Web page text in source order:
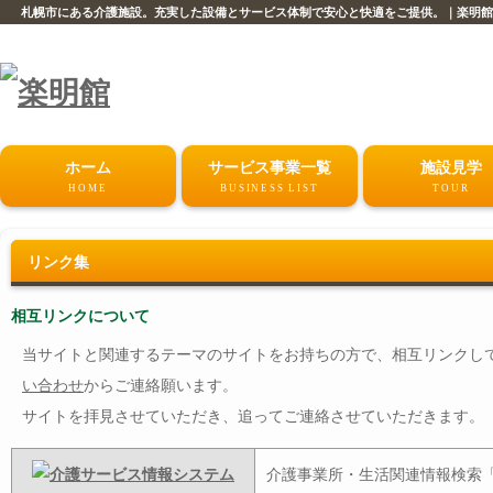
札幌市にある介護施設。充実した設備とサービス体制で安心と快適をご提供。｜楽明館
ホーム
HOME
サービス事業一覧
BUSINESS LIST
施設見学
TOUR
リンク集
相互リンクについて
当サイトと関連するテーマのサイトをお持ちの方で、相互リンクし
い合わせからご連絡願います。
サイトを拝見させていただき、追ってご連絡させていただきます。
介護事業所・生活関連情報検索